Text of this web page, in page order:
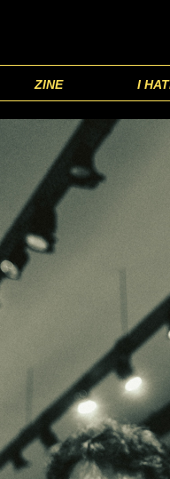
ZINE I